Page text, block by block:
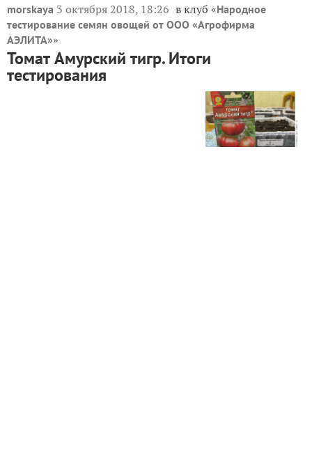
morskaya 3 октября 2018, 18:26 в клуб «Народное
тестирование семян овощей от ООО «Агрофирма
АЭЛИТА»»
Томат Амурский тигр. Итоги
тестирования